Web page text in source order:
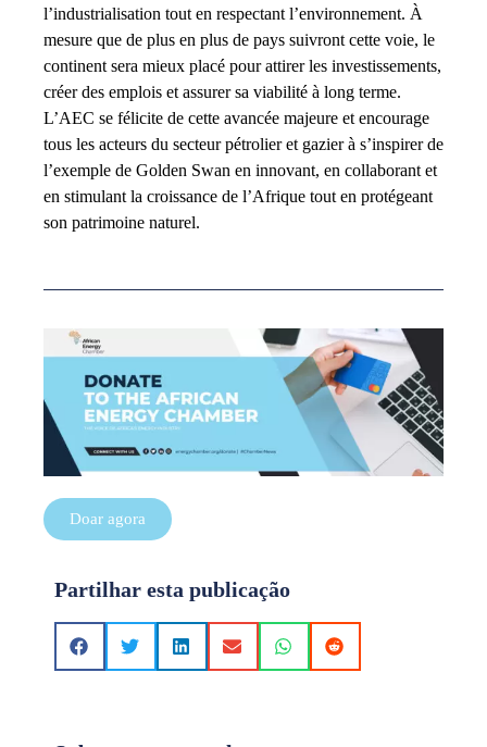
l’industrialisation tout en respectant l’environnement. À
mesure que de plus en plus de pays suivront cette voie, le
continent sera mieux placé pour attirer les investissements,
créer des emplois et assurer sa viabilité à long terme.
L’AEC se félicite de cette avancée majeure et encourage
tous les acteurs du secteur pétrolier et gazier à s’inspirer de
l’exemple de Golden Swan en innovant, en collaborant et
en stimulant la croissance de l’Afrique tout en protégeant
son patrimoine naturel.
Doar agora
Partilhar esta publicação